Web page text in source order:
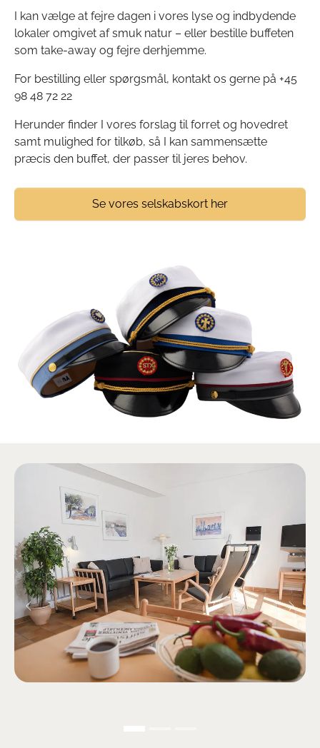
I kan vælge at fejre dagen i vores lyse og indbydende
lokaler omgivet af smuk natur – eller bestille buffeten
som take-away og fejre derhjemme.
For bestilling eller spørgsmål, kontakt os gerne på +45
98 48 72 22
Herunder finder I vores forslag til forret og hovedret
samt mulighed for tilkøb, så I kan sammensætte
præcis den buffet, der passer til jeres behov.
Se vores selskabskort her
Previous Next